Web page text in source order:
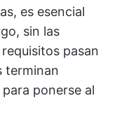
es esencial
sin las
pasan
terminan
ponerse al